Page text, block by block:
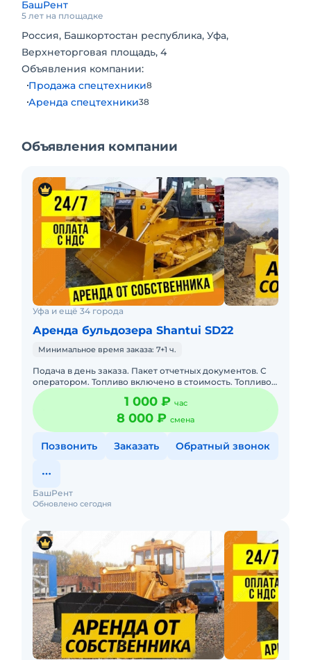
БашРент
5 лет на площадке
Россия, Башкортостан республика, Уфа,
Верхнеторговая площадь, 4
Объявления компании:
Продажа спецтехники8
Аренда спецтехники38
Объявления компании
Уфа и ещё 34 города
Аренда бульдозера Shantui SD22
Минимальное время заказа: 7+1 ч.
Подача в день заказа. Пакет отчетных документов. С
оператором. Топливо включено в стоимость. Топливо
оплачивается отдельно. Долгосрочная аренда.
Краткосрочная а
1 000 ₽ час
8 000 ₽ смена
Позвонить Заказать Обратный звонок
Обновлено сегодня
БашРент